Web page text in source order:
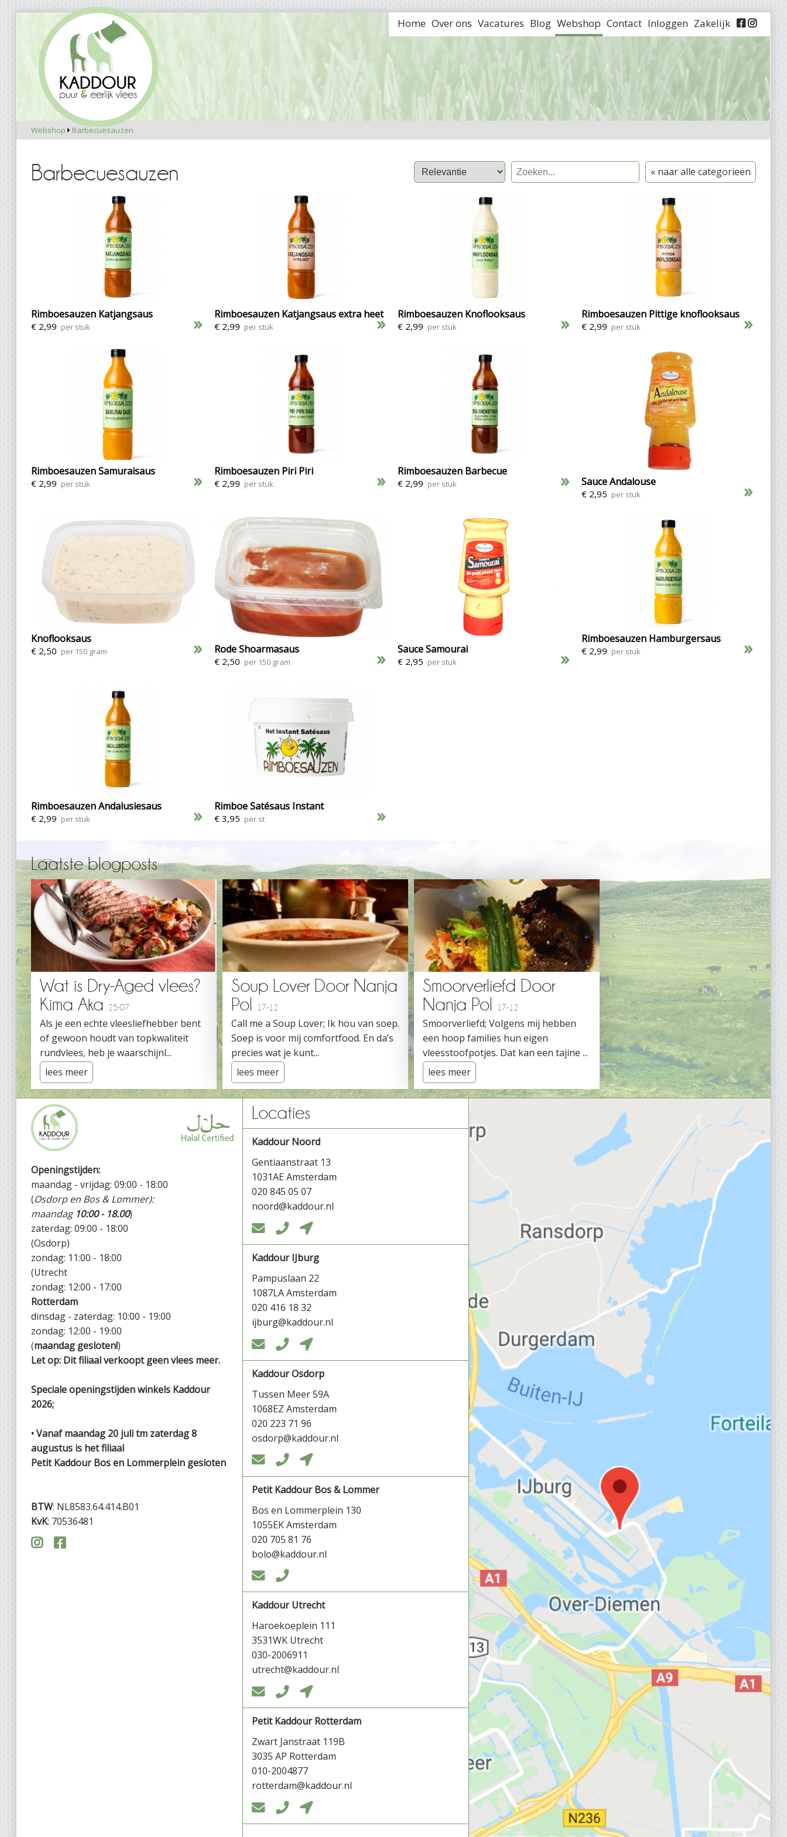


Zakelijk
Inloggen
Contact
Webshop
Blog
Vacatures
Over ons
Home
Webshop  Barbecuesauzen
Barbecuesauzen « naar alle categorieën
Rimboesauzen Katjangsaus
€ 2,99 per stuk » Rimboesauzen Katjangsaus extra heet
€ 2,99 per stuk » Rimboesauzen Knoflooksaus
€ 2,99 per stuk » Rimboesauzen Pittige knoflooksaus
€ 2,99 per stuk »
Rimboesauzen Samuraisaus
€ 2,99 per stuk » Rimboesauzen Piri Piri
€ 2,99 per stuk » Rimboesauzen Barbecue
€ 2,99 per stuk » Sauce Andalouse
€ 2,95 per stuk »
Knoflooksaus
€ 2,50 per 150 gram » Rode Shoarmasaus
€ 2,50 per 150 gram » Sauce Samourai
€ 2,95 per stuk »
Rimboesauzen Hamburgersaus
€ 2,99 per stuk »
Rimboesauzen Andalusiesaus
€ 2,99 per stuk » Rimboe Satésaus Instant
€ 3,95 per st »
Laatste blogposts
Wat is Dry-Aged vlees?
Kima Aka
25-07
Als je een echte vleesliefhebber bent
of gewoon houdt van topkwaliteit
rundvlees, heb je waarschijnl...
lees meer
Soup Lover Door Nanja
Pol
17-12
Call me a Soup Lover; Ik hou van soep.
Soep is voor mij comfortfood. En da’s
precies wat je kunt...
lees meer
Smoorverliefd Door
Nanja Pol
17-12
Smoorverliefd; Volgens mij hebben
een hoop families hun eigen
vleesstoofpotjes. Dat kan een tajine ...
lees meer
Openingstijden:
maandag - vrijdag: 09:00 - 18:00
(Osdorp en Bos & Lommer):
maandag 10:00 - 18.00)
zaterdag: 09:00 - 18:00
(Osdorp)
zondag: 11:00 - 18:00
(Utrecht
zondag: 12:00 - 17:00
Rotterdam
dinsdag - zaterdag: 10:00 - 19:00
zondag: 12:00 - 19:00
(maandag gesloten!)
Let op: Dit filiaal verkoopt geen vlees meer.
Speciale openingstijden winkels Kaddour
2026;
• Vanaf maandag 20 juli tm zaterdag 8
augustus is het filiaal
Petit Kaddour Bos en Lommerplein gesloten
BTW: NL8583.64.414.B01
KvK: 70536481
 
Locaties
Kaddour Noord
Gentiaanstraat 13
1031AE Amsterdam
020 845 05 07
noord@kaddour.nl
  
Kaddour IJburg
Pampuslaan 22
1087LA Amsterdam
020 416 18 32
ijburg@kaddour.nl
  
Kaddour Osdorp
Tussen Meer 59A
1068EZ Amsterdam
020 223 71 96
osdorp@kaddour.nl
  
Petit Kaddour Bos & Lommer
Bos en Lommerplein 130
1055EK Amsterdam
020 705 81 76
bolo@kaddour.nl
 
Kaddour Utrecht
Haroekoeplein 111
3531WK Utrecht
030-2006911
utrecht@kaddour.nl
  
Petit Kaddour Rotterdam
Zwart Janstraat 119B
3035 AP Rotterdam
010-2004877
rotterdam@kaddour.nl
  